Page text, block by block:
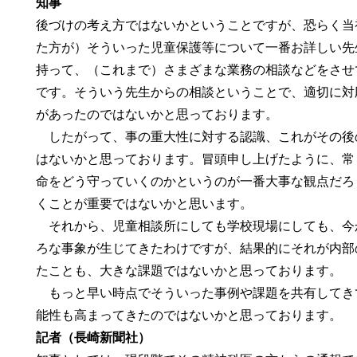
知事
後づけの考え方ではないかということですが、恐らく
た方が）そういった児童保護等について一番お詳しい
持って、（これまで）さまざまな業務の相談などをさ
です。そういう先生からの相談ということで、適切に
があったのではないかと思っております。
したがって、事の重大性に対する認識、これがその
はないかと思っております。冒頭申し上げたように、
命をどう守っていくのかというのが一番大事な観点だ
くことが重要ではないかと思います。
それから、児童相談所にしても学校現場にしても、
ろな事象が生じてきたわけですが、結果的にそれが内
たことも、大きな課題ではないかと思っております。
もっと早い時点でそういった事例や課題を共有して
能性も高まってきたのではないかと思っております。
記者（長崎新聞社）